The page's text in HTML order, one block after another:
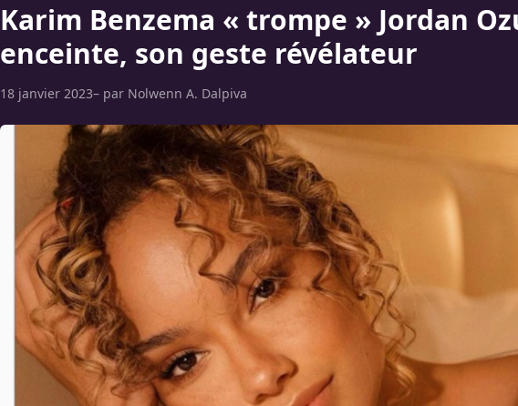
Karim Benzema « trompe » Jordan
enceinte, son geste révélateur
18 janvier 2023– par Nolwenn A. Dalpiva